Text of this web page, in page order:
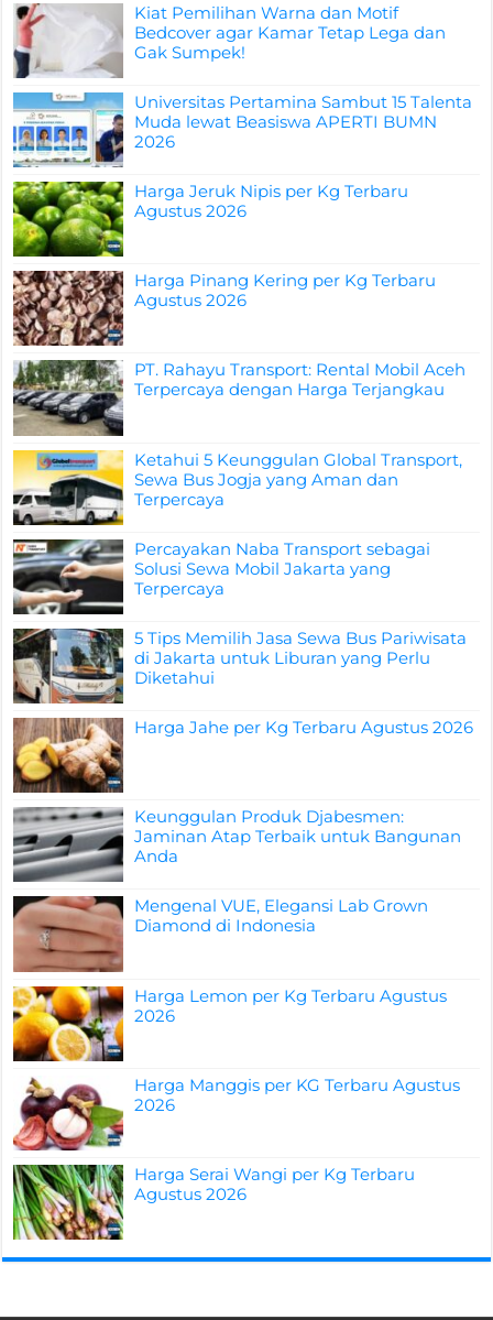
Kiat Pemilihan Warna dan Motif
Bedcover agar Kamar Tetap Lega dan
Gak Sumpek!
Universitas Pertamina Sambut 15 Talenta
Muda lewat Beasiswa APERTI BUMN
2026
Harga Jeruk Nipis per Kg Terbaru
Agustus 2026
Harga Pinang Kering per Kg Terbaru
Agustus 2026
PT. Rahayu Transport: Rental Mobil Aceh
Terpercaya dengan Harga Terjangkau
Ketahui 5 Keunggulan Global Transport,
Sewa Bus Jogja yang Aman dan
Terpercaya
Percayakan Naba Transport sebagai
Solusi Sewa Mobil Jakarta yang
Terpercaya
5 Tips Memilih Jasa Sewa Bus Pariwisata
di Jakarta untuk Liburan yang Perlu
Diketahui
Harga Jahe per Kg Terbaru Agustus 2026
Keunggulan Produk Djabesmen:
Jaminan Atap Terbaik untuk Bangunan
Anda
Mengenal VUE, Elegansi Lab Grown
Diamond di Indonesia
Harga Lemon per Kg Terbaru Agustus
2026
Harga Manggis per KG Terbaru Agustus
2026
Harga Serai Wangi per Kg Terbaru
Agustus 2026